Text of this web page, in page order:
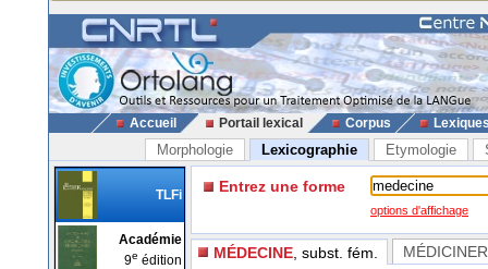
Accueil Portail lexical Corpus
Morphologie Lexicographie Etymologie
TLFi
Académie
9e édition
Entrez une forme
options d'affichage
MÉDECINE , subst. fém. MÉDICINER